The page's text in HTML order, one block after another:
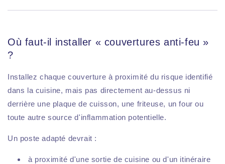
Où faut-il installer « couvertures anti-feu »
?
Installez chaque couverture à proximité du risque identifié
dans la cuisine, mais pas directement au-dessus ni
derrière une plaque de cuisson, une friteuse, un four ou
toute autre source d'inflammation potentielle.
Un poste adapté devrait :
à proximité d'une sortie de cuisine ou d'un itinéraire